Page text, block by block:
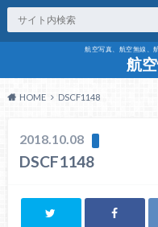
航空写真、航空無線、
航
HOME DSCF1148
2018.10.08
DSCF1148